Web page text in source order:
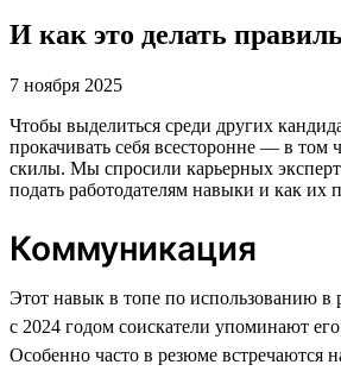
И как это делать
7 ноября 2025
Чтобы выделиться среди других
прокачивать себя всесторонне — в том
скилы. Мы спросили карьерных
подать работодателям навыки и как их
Коммуникация
Этот навык в топе по использованию
с 2024 годом соискатели упоминают
Особенно часто в резюме встречаются